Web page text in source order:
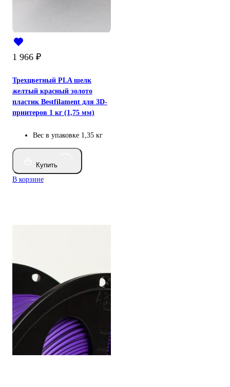
1 966 ₽
Трехцветный PLA шелк
желтый красный золото
пластик Bestfilament для 3D-
принтеров 1 кг (1,75 мм)
Вес в упаковке 1,35 кг
Купить
В корзине